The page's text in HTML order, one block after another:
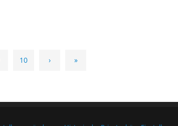
10 › »